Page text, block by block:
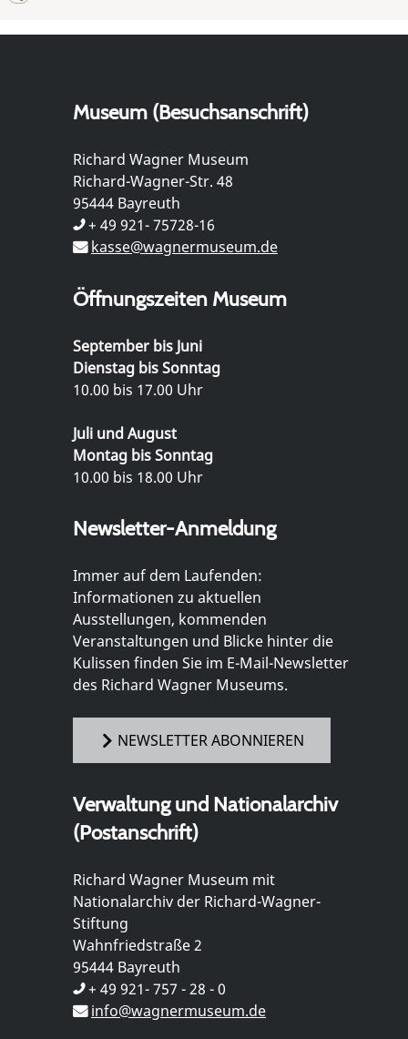
Museum (Besuchsanschrift)
Richard Wagner Museum
Richard-Wagner-Str. 48
95444 Bayreuth
+ 49 921- 75728-16
kasse@wagnermuseum.de
Öffnungszeiten Museum
September bis Juni
Dienstag bis Sonntag
10.00 bis 17.00 Uhr
Juli und August
Montag bis Sonntag
10.00 bis 18.00 Uhr
Newsletter-Anmeldung
Immer auf dem Laufenden:
Informationen zu aktuellen
Ausstellungen, kommenden
Veranstaltungen und Blicke hinter die
Kulissen finden Sie im E-Mail-Newsletter
des Richard Wagner Museums.
NEWSLETTER ABONNIEREN
Verwaltung und Nationalarchiv
(Postanschrift)
Richard Wagner Museum mit
Nationalarchiv der Richard-Wagner-
Stiftung
Wahnfriedstraße 2
95444 Bayreuth
+ 49 921- 757 - 28 - 0
info@wagnermuseum.de